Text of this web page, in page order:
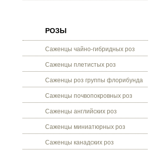
РОЗЫ
Саженцы чайно-гибридных роз
Саженцы плетистых роз
Саженцы роз группы флорибунда
Саженцы почвопокровных роз
Саженцы английских роз
Саженцы миниатюрных роз
Саженцы канадских роз